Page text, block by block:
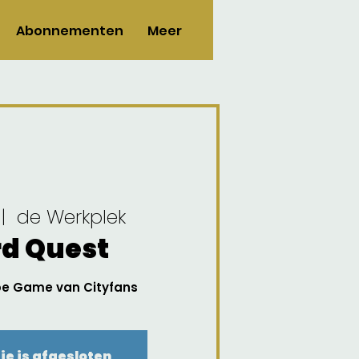
Abonnementen Meer
de Werkplek
Quest
Game van Cityfans